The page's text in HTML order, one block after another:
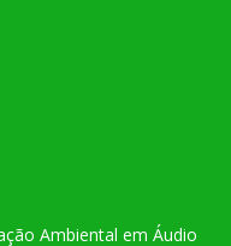
Ambiental em Áudio